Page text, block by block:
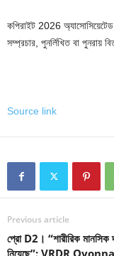
কপিরাইট 2026
সম্প্রচার, পুনর্লিখিত বা পুনরায়
Source link
Previous article
প্রো D2। “শারীরিক মানসিক
নিয়েছে”: VRDR